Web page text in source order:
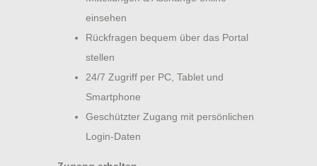
einsehen
Rückfragen bequem über das Portal
stellen
24/7 Zugriff per PC, Tablet und
Smartphone
Geschützter Zugang mit persönlichen
Login-Daten